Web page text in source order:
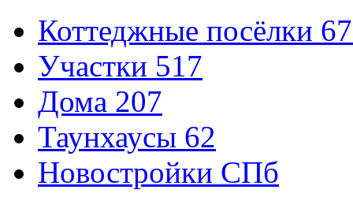
Коттеджные посёлки
Участки 517
Дома 207
Таунхаусы 62
Новостройки СПб